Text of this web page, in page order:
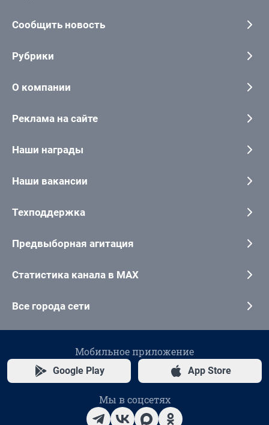
Сообщить новость
Рубрики
О компании
Реклама на сайте
Наши награды
Наши вакансии
Техподдержка
Предвыборная агитация
Статистика канала в MAX
Все города сети
Мобильное приложение
Google Play App Store
Мы в соцсетях